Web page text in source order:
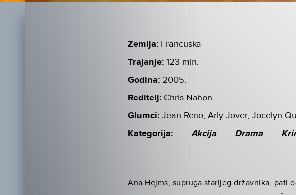
Zemlja: Francuska
Trajanje: 123 min.
Godina: 2005.
Reditelj: Chris Nahon
Glumci: Jean Reno, Arly Jover, Jocelyn
Kategorija: Akcija Drama
Ana Hejms, supruga starijeg državnika, pati